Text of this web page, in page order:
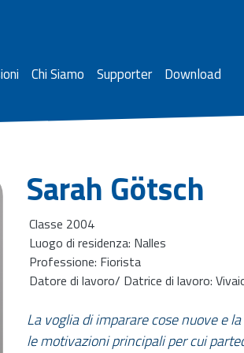
Chi Siamo Supporter Download
Sarah Götsch
Classe 2004
Luogo di residenza: Nalles
Professione: Fiorista
Datore di lavoro/ Datrice di lavoro:
La voglia di imparare cose nuove e
le motivazioni principali per cui